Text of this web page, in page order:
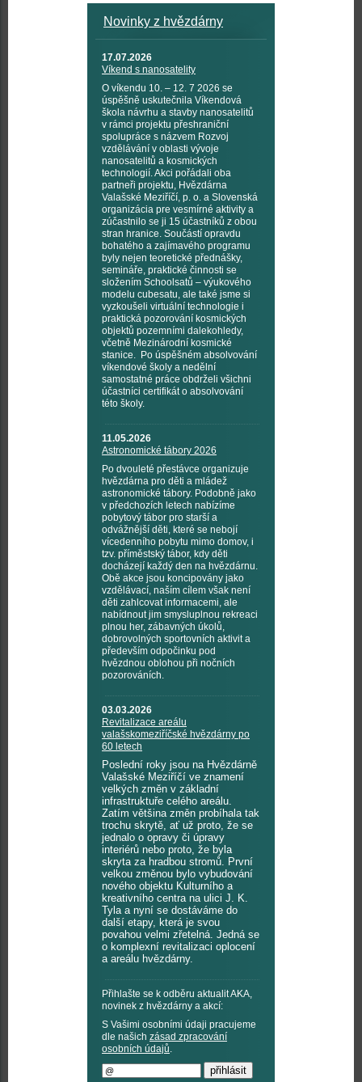
Novinky z hvězdárny
17.07.2026
Víkend s nanosatelity
O víkendu 10. – 12. 7 2026 se
úspěšně uskutečnila Víkendová
škola návrhu a stavby nanosatelitů
v rámci projektu přeshraniční
spolupráce s názvem Rozvoj
vzdělávání v oblasti vývoje
nanosatelitů a kosmických
technologií. Akci pořádali oba
partneři projektu, Hvězdárna
Valašské Meziříčí, p. o. a Slovenská
organizácia pre vesmírné aktivity a
zúčastnilo se ji 15 účastníků z obou
stran hranice. Součástí opravdu
bohatého a zajímavého programu
byly nejen teoretické přednášky,
semináře, praktické činnosti se
složením Schoolsatů – výukového
modelu cubesatu, ale také jsme si
vyzkoušeli virtuální technologie i
praktická pozorování kosmických
objektů pozemními dalekohledy,
včetně Mezinárodní kosmické
stanice. Po úspěšném absolvování
víkendové školy a nedělní
samostatné práce obdrželi všichni
účastníci certifikát o absolvování
této školy.
11.05.2026
Astronomické tábory 2026
Po dvouleté přestávce organizuje
hvězdárna pro děti a mládež
astronomické tábory. Podobně jako
v předchozích letech nabízíme
pobytový tábor pro starší a
odvážnější děti, které se nebojí
vícedenního pobytu mimo domov, i
tzv. příměstský tábor, kdy děti
docházejí každý den na hvězdárnu.
Obě akce jsou koncipovány jako
vzdělávací, naším cílem však není
děti zahlcovat informacemi, ale
nabídnout jim smysluplnou rekreaci
plnou her, zábavných úkolů,
dobrovolných sportovních aktivit a
především odpočinku pod
hvězdnou oblohou při nočních
pozorováních.
03.03.2026
Revitalizace areálu
valašskomeziříčské hvězdárny po
60 letech
Poslední roky jsou na Hvězdárně
Valašské Meziříčí ve znamení
velkých změn v základní
infrastruktuře celého areálu.
Zatím většina změn probíhala tak
trochu skrytě, ať už proto, že se
jednalo o opravy či úpravy
interiérů nebo proto, že byla
skryta za hradbou stromů. První
velkou změnou bylo vybudování
nového objektu Kulturního a
kreativního centra na ulici J. K.
Tyla a nyní se dostáváme do
další etapy, která je svou
povahou velmi zřetelná. Jedná se
o komplexní revitalizaci oplocení
a areálu hvězdárny.
Přihlašte se k odběru aktualit AKA,
novinek z hvězdárny a akcí:
S Vašimi osobními údaji pracujeme
dle našich zásad zpracování
osobních údajů.